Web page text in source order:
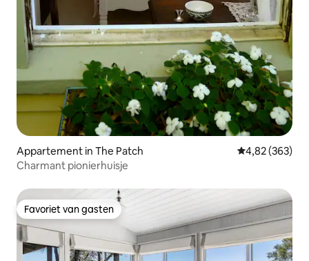
Appartement in The Patch Gemiddelde
4,82 (363)
Charmant pionierhuisje
Favoriet van gasten
Favoriet van gasten